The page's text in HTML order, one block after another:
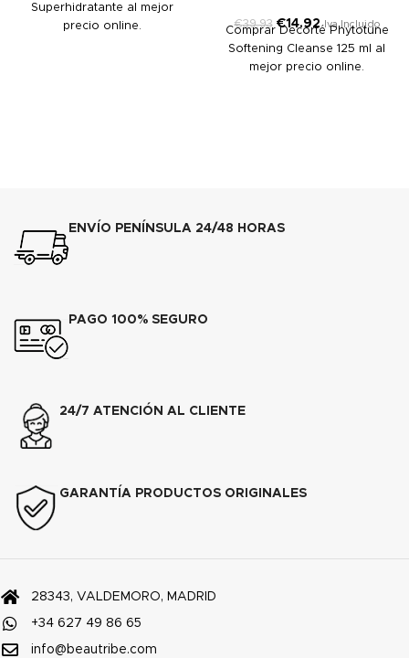
Superhidratante al mejor
precio online.
€39.93 €14.92 Iva Incluido
Comprar Decorté Phytotune
Softening Cleanse 125 ml al
mejor precio online.
ENVÍO PENÍNSULA 24/48 HORAS
PAGO 100% SEGURO
24/7 ATENCIÓN AL CLIENTE
GARANTÍA PRODUCTOS ORIGINALES
28343, VALDEMORO, MADRID
+34 627 49 86 65
info@beautribe.com